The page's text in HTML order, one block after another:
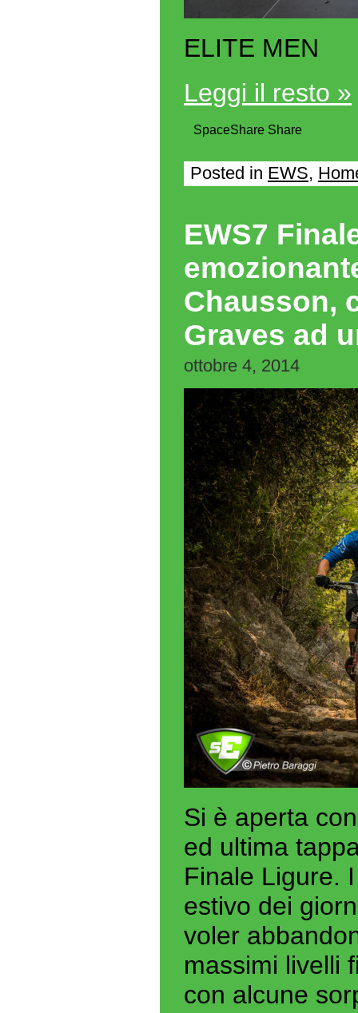
ELITE MEN
Leggi il resto »
SpaceShare Share
Posted in EWS,
EWS7
Chausson,
Graves ad
ottobre 4, 2014
Si è aperta
ed ultima
Finale Ligure.
estivo dei
voler
massimi livelli
con alcune